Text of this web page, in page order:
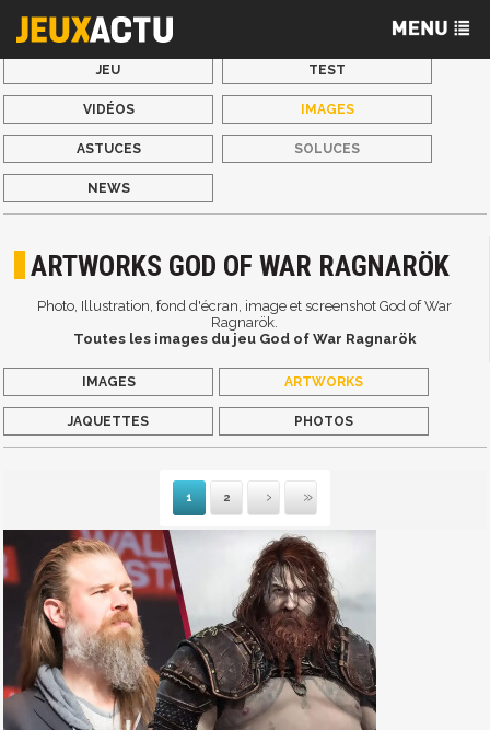
JEU TEST
VIDÉOS IMAGES
ASTUCES SOLUCES
NEWS
ARTWORKS GOD OF WAR RAGNARÖK
Photo, Illustration, fond d'écran, image et screenshot God of War
Ragnarök.
Toutes les images du jeu God of War Ragnarök
IMAGES ARTWORKS
JAQUETTES PHOTOS
1 2
Suivante
Dernière